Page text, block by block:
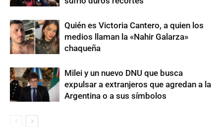
Quién es Victoria Cantero, a quien los
medios llaman la «Nahir Galarza»
chaqueña
Milei y un nuevo DNU que busca
expulsar a extranjeros que agredan a la
Argentina o a sus símbolos